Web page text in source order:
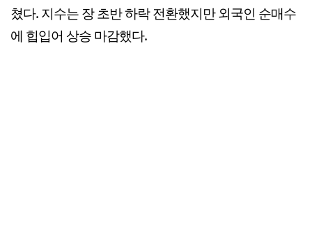
쳤다. 지수는 장 초반 하락 전환했지만 외국인 순매수
에 힙입어 상승 마감했다.